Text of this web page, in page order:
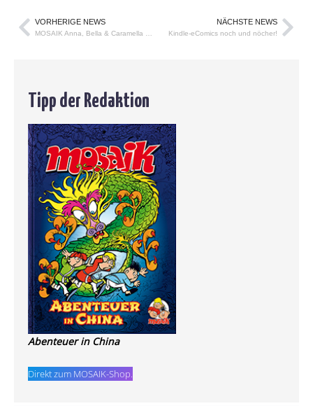
VORHERIGE NEWS NÄCHSTE NEWS
Kindle-eComics noch und nöcher!
Tipp der Redaktion
Abenteuer in China
Direkt zum MOSAIK-Shop.